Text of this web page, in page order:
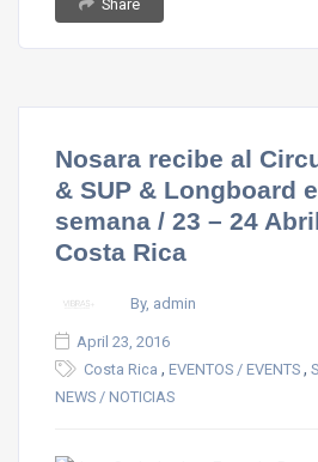
Share
Nosara recibe al
& SUP & Longboard
semana / 23 – 24
Costa Rica
By, admin
April 23, 2016
Costa Rica , EVENTOS / EVENTS ,
NEWS / NOTICIAS